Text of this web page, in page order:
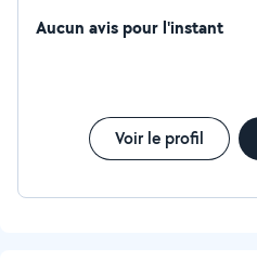
Aucun avis pour l'instant
Voir le profil